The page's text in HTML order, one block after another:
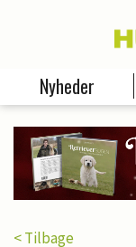
Nyheder
< Tilbage